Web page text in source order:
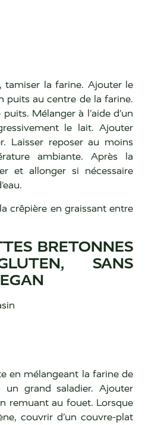
tamiser la farine. Ajouter le
puits au centre de la farine.
Mélanger à l’aide d’un
le lait. Ajouter
Laisser reposer au moins
ambiante. Après la
et allonger si nécessaire
crêpière en graissant entre
BRETONNES
SANS
en mélangeant la farine de
grand saladier. Ajouter
remuant au fouet. Lorsque
couvrir d’un couvre-plat